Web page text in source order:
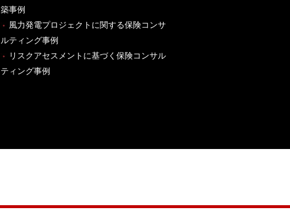
築事例
風力発電プロジェクトに関する保険コンサ
ルティング事例
リスクアセスメントに基づく保険コンサル
ティング事例